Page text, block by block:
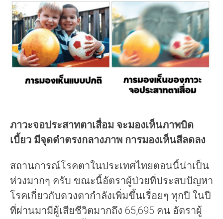
ภาวะจอประสาทตาเสื่อม จะมองเห็นภาพบิด
เบี้ยว มีจุดดำตรงกลางภาพ การมองเห็นสีลดลง
สถานการณ์โรคตาในประเทศไทยตอนนี้น่าเป็น
ห่วงมากๆ ครับ ขณะนี้อัตราผู้ป่วยที่ประสบปัญหา
โรคเกี่ยวกับดวงตากำลังเพิ่มขึ้นเรื่อยๆ ทุกปี ในปี
ที่ผ่านมามีผู้เสียชีวิตมากถึง 65,695 คน อัตราผู้